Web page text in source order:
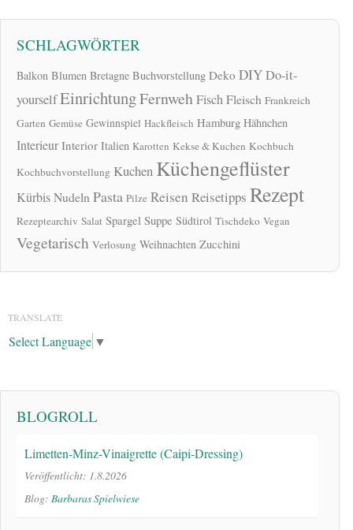
SCHLAGWÖRTER
Balkon Blumen Bretagne Buchvorstellung Deko DIYDo-it-
yourselfEinrichtungFernwehFischFleisch Frankreich
Garten Gemüse Gewinnspiel Hackfleisch Hamburg Hähnchen
Interieur Interior Italien Karotten Kekse & Kuchen Kochbuch
Kochbuchvorstellung Kuchen Küchengeflüster
KürbisNudeln Pasta Pilze Reisen Reisetipps Rezept
Rezeptearchiv Salat Spargel Suppe Südtirol Tischdeko Vegan
Vegetarisch Verlosung Weihnachten Zucchini
TRANSLATE
Select Language ▼
BLOGROLL
Limetten-Minz-Vinaigrette (Caipi-Dressing)
Veröffentlicht: 1.8.2026
Blog: Barbaras Spielwiese